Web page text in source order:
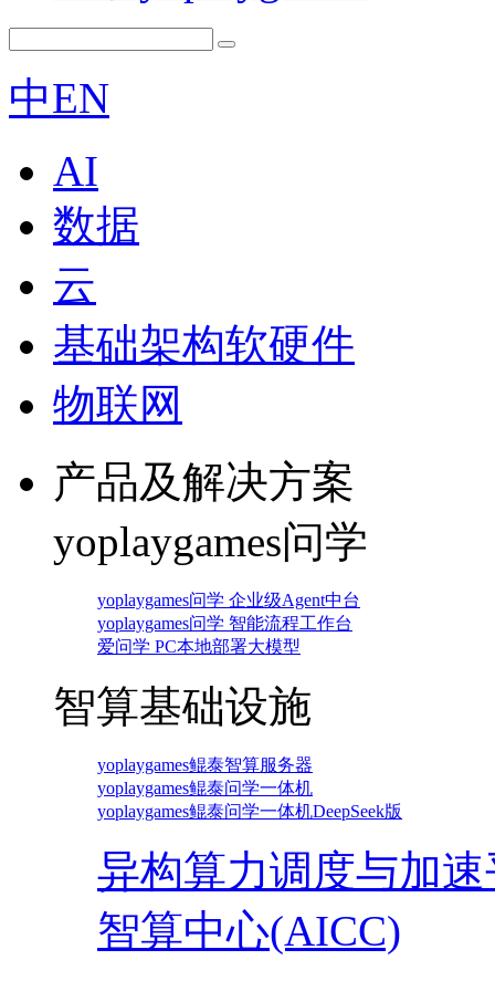
中EN
AI
数据
云
基础架构软硬件
物联网
产品及解决方案
yoplaygames问学
yoplaygames问学 企业级Agent中台
yoplaygames问学 智能流程工作台
爱问学 PC本地部署大模型
智算基础设施
yoplaygames鲲泰智算服务器
yoplaygames鲲泰问学一体机
yoplaygames鲲泰问学一体机DeepSeek版
异构算力调度与加
智算中心(AICC)